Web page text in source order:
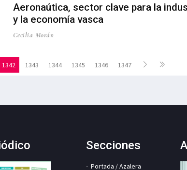
Aeronaútica, sector clave para la
y la economía vasca
Cecilia Morán
1342 1343 1344 1345 1346 1347
Secciones
Portada / Azalera